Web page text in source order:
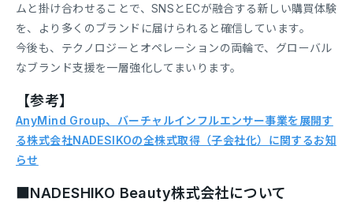
ムと掛け合わせることで、SNSとECが融合する新しい購買体験
を、より多くのブランドに届けられると確信しています。
今後も、テクノロジーとオペレーションの両輪で、グローバル
なブランド支援を一層強化してまいります。
【参考】
AnyMind Group、バーチャルインフルエンサー事業を展開す
る株式会社NADESIKOの全株式取得（子会社化）に関するお知
らせ
■NADESHIKO Beauty株式会社について